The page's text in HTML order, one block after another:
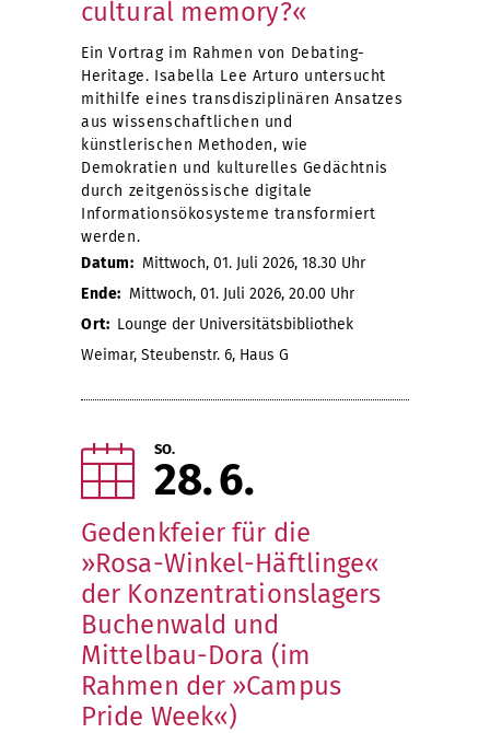
cultural memory?«
Ein Vortrag im Rahmen von Debating-
Heritage. Isabella Lee Arturo untersucht
mithilfe eines transdisziplinären Ansatzes
aus wissenschaftlichen und
künstlerischen Methoden, wie
Demokratien und kulturelles Gedächtnis
durch zeitgenössische digitale
Informationsökosysteme transformiert
werden.
Datum: Mittwoch, 01. Juli 2026, 18.30 Uhr
Ende: Mittwoch, 01. Juli 2026, 20.00 Uhr
Ort: Lounge der Universitätsbibliothek
Weimar, Steubenstr. 6, Haus G
SO.
28 6
Gedenkfeier für die
»Rosa-Winkel-Häftlinge«
der Konzentrationslagers
Buchenwald und
Mittelbau-Dora (im
Rahmen der »Campus
Pride Week«)